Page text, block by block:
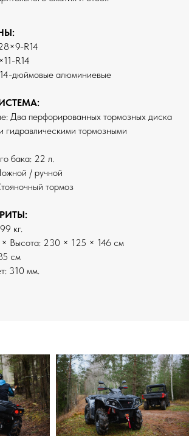
R14
R14
дюймовые алюминиевые
Два перфорированных тормозных диска
гидравлическими тормозными
бака: 22 л.
/ ручной
тормоз
кг.
Высота: 230 × 125 × 146 см
см
310 мм.